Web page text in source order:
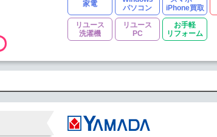
家電
パソコン
iPhone買取
リユース
洗濯機
リユース
PC
お手軽
リフォーム